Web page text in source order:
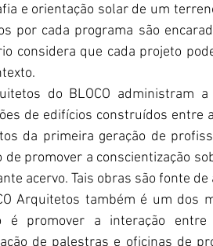
e orientação solar de um
por cada programa são
considera que cada projeto
do BLOCO administram
de edifícios construídos entre
da primeira geração de
de promover a conscientização
acervo. Tais obras são fonte
Arquitetos também é um dos
é promover a interação
de palestras e oficinas de